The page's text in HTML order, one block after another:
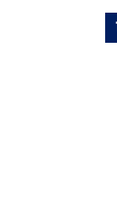
principal